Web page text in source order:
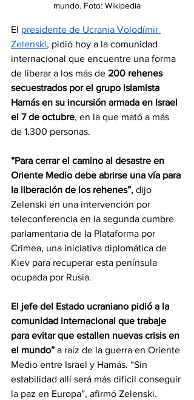
mundo. Foto: Wikipedia
El presidente de Ucrania Volodímir
Zelenski, pidió hoy a la comunidad
internacional que encuentre una forma
de liberar a los más de 200 rehenes
secuestrados por el grupo islamista
Hamás en su incursión armada en Israel
el 7 de octubre, en la que mató a más
de 1.300 personas.
“Para cerrar el camino al desastre en
Oriente Medio debe abrirse una vía para
la liberación de los rehenes”, dijo
Zelenski en una intervención por
teleconferencia en la segunda cumbre
parlamentaria de la Plataforma por
Crimea, una iniciativa diplomática de
Kiev para recuperar esta península
ocupada por Rusia.
El jefe del Estado ucraniano pidió a la
comunidad internacional que trabaje
para evitar que estallen nuevas crisis en
el mundo” a raíz de la guerra en Oriente
Medio entre Israel y Hamás. “Sin
estabilidad allí será más difícil conseguir
la paz en Europa”, afirmó Zelenski.